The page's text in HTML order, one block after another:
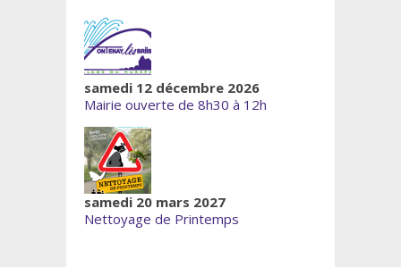
samedi 12 décembre 2026
Mairie ouverte de 8h30 à 12h
samedi 20 mars 2027
Nettoyage de Printemps